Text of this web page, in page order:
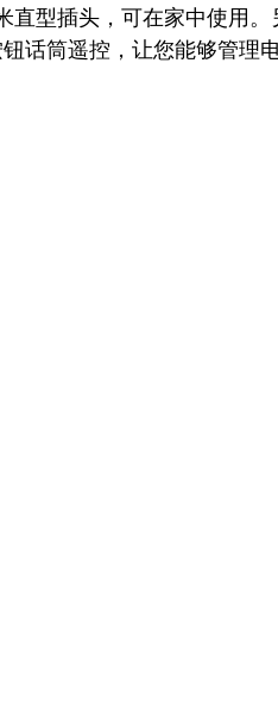
直型插头，可在家中使用
话筒遥控，让您能够管理电